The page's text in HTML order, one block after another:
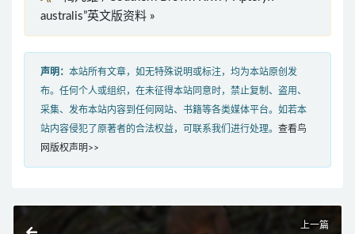
australis”英文版资料 »
声明： 本站所有文章，如无特殊说明或标注，均为本站原创发
布。任何个人或组织，在未征得本站同意时，禁止复制、盗用、
采集、发布本站内容到任何网站、书籍等各类媒体平台。如若本
站内容侵犯了原著者的合法权益，可联系我们进行处理。 查看鸟
网版权声明>>
上一篇